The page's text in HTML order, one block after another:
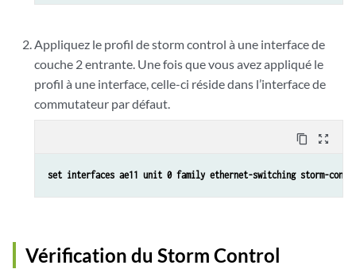
Appliquez le profil de storm control à une interface de
couche 2 entrante. Une fois que vous avez appliqué le
profil à une interface, celle-ci réside dans l’interface de
commutateur par défaut.
content_copy zoom_out_map
set interfaces ae11 unit 0 family ethernet-switching storm-control
Vérification du Storm Control